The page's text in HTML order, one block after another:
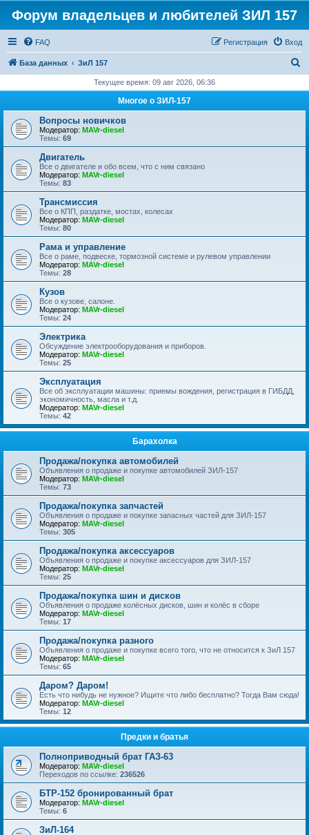
Форум владельцев и любителей ЗИЛ 157
FAQ Вход
Регистрация
База данных ЗиЛ 157
с
Текущее время: 09 авг 2026, 06:36
Многое о ЗИЛ-157
Вопросы новичков
Модератор: MAVr-diesel
Темы: 69
Двигатель
Все о двигателе и обо всем, что с ним связано
Модератор: MAVr-diesel
Темы: 83
Трансмиссия
Все о КПП, раздатке, мостах, колесах
Модератор: MAVr-diesel
Темы: 80
Рама и управление
Все о раме, подвеске, тормозной системе и рулевом управлении
Модератор: MAVr-diesel
Темы: 28
Кузов
Все о кузове, салоне.
Модератор: MAVr-diesel
Темы: 24
Электрика
Обсуждение электрооборудования и приборов.
Модератор: MAVr-diesel
Темы: 25
Эксплуатация
Все об эксплуатации машины: приемы вождения, регистрация в ГИБДД,
экономичность, масла и т.д.
Модератор: MAVr-diesel
Темы: 42
Барахолка
Продажа/покупка автомобилей
Объявления о продаже и покупке автомобилей ЗИЛ-157
Модератор: MAVr-diesel
Темы: 73
Продажа/покупка запчастей
Объявления о продаже и покупке запасных частей для ЗИЛ-157
Модератор: MAVr-diesel
Темы: 305
Продажа/покупка аксессуаров
Объявления о продаже и покупке аксессуаров для ЗИЛ-157
Модератор: MAVr-diesel
Темы: 25
Продажа/покупка шин и дисков
Объявления о продаже колёсных дисков, шин и колёс в сборе
Модератор: MAVr-diesel
Темы: 17
Продажа/покупка разного
Объявления о продаже и покупке всего того, что не относится к ЗиЛ 157
Модератор: MAVr-diesel
Темы: 65
Даром? Даром!
Есть что нибудь не нужное? Ищите что либо бесплатно? Тогда Вам сюда!
Модератор: MAVr-diesel
Темы: 12
Предки и братья
Полноприводный брат ГАЗ-63
Модератор: MAVr-diesel
Переходов по ссылке: 236526
БТР-152 бронированный брат
Модератор: MAVr-diesel
Темы: 6
ЗиЛ-164